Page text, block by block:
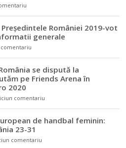
României 2019-vot
generale
se dispută la
pe Friends Arena în
2020
comentariu
de handbal feminin:
23-31
comentariu